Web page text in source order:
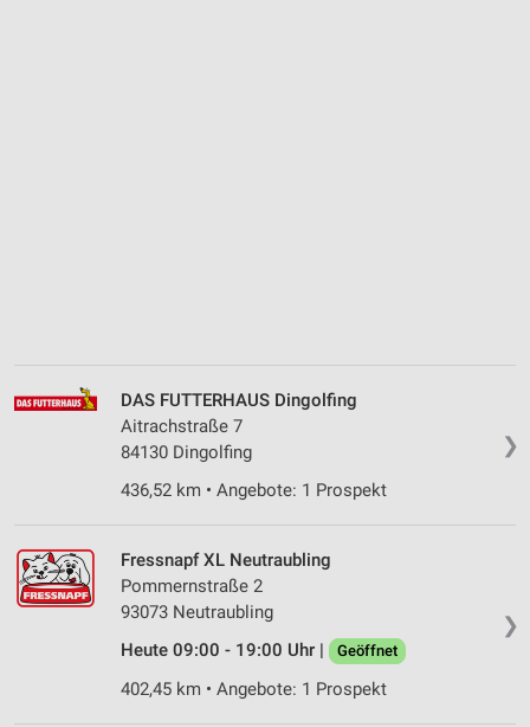
❯
DAS FUTTERHAUS Dingolfing
Aitrachstraße 7
84130 Dingolfing
436,52 km • Angebote: 1 Prospekt
❯
Fressnapf XL Neutraubling
Pommernstraße 2
93073 Neutraubling
Heute 09:00 - 19:00 Uhr |
Geöffnet
402,45 km • Angebote: 1 Prospekt